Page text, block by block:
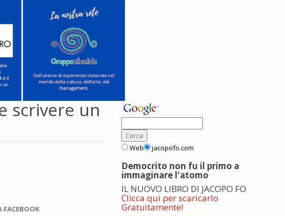
scrivere un
FACEBOOK
Web jacopofo.com
Democrito non fu il primo a
immaginare l'atomo
IL NUOVO LIBRO DI JACOPO FO
Clicca qui per scaricarlo
Gratuitamente!